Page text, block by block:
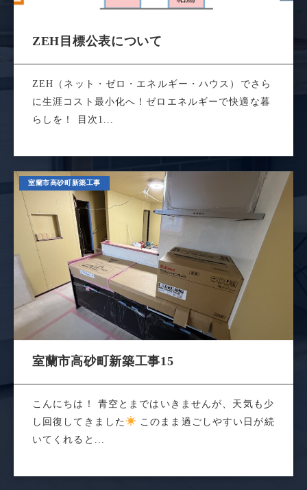
ZEH目標公表について
ZEH（ネット・ゼロ・エネルギー・ハウス）でさら
に生涯コスト最小化へ！ゼロエネルギーで快適な暮
らしを！ 目次1...
室蘭市高砂町新築工事
室蘭市高砂町新築工事15
こんにちは！ 青空とまではいきませんが、天気も少
し回復してきました
このまま過ごしやすい日が続
いてくれると...